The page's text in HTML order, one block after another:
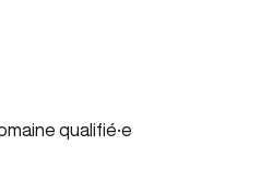
qualifié·e